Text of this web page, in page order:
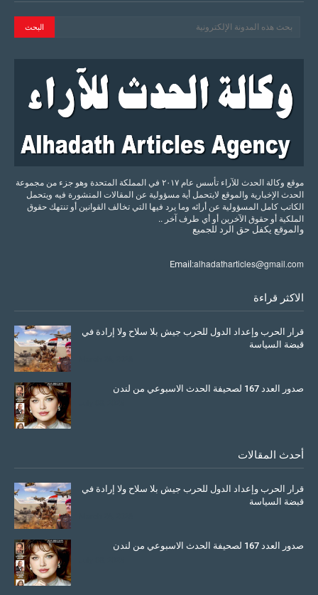
موقع وكالة الحدث للآراء تأسس عام ٢٠١٧ في المملكة المتحدة وهو جزء من مجموعة
الحدث الإخبارية والموقع لايتحمل أية مسؤولية عن المقالات المنشورة فيه ويتحمل
الكاتب كامل المسؤولية عن أرائه وما يرد فيها التي تخالف القوانين أو تنتهك حقوق
الملكية أو حقوق الآخرين أو أي طرف آخر ..
والموقع يكفل حق الرد للجميع
Email:alhadatharticles@gmail.com
الاكثر قراءة
قرار الحرب وإعداد الدول للحرب جيش بلا سلاح ولا إرادة في
قبضة السياسة
صدور العدد 167 لصحيفة الحدث الاسبوعي من لندن
أحدث المقالات
قرار الحرب وإعداد الدول للحرب جيش بلا سلاح ولا إرادة في
قبضة السياسة
صدور العدد 167 لصحيفة الحدث الاسبوعي من لندن